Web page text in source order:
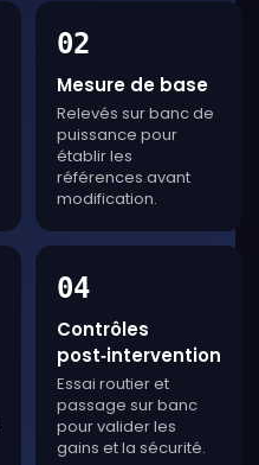
02
Mesure de base
Relevés sur banc de
puissance pour
établir les
références avant
modification.
04
Contrôles
post‑intervention
Essai routier et
passage sur banc
pour valider les
gains et la sécurité.